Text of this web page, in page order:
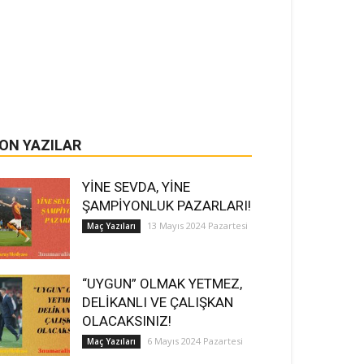
YAZILAR
YİNE SEVDA, YİNE
ŞAMPİYONLUK PAZARLARI!
Maç Yazıları 13 Mayıs 2024 Pazartesi
“UYGUN” OLMAK YETMEZ,
DELİKANLI VE ÇALIŞKAN
OLACAKSINIZ!
Maç Yazıları 6 Mayıs 2024 Pazartesi